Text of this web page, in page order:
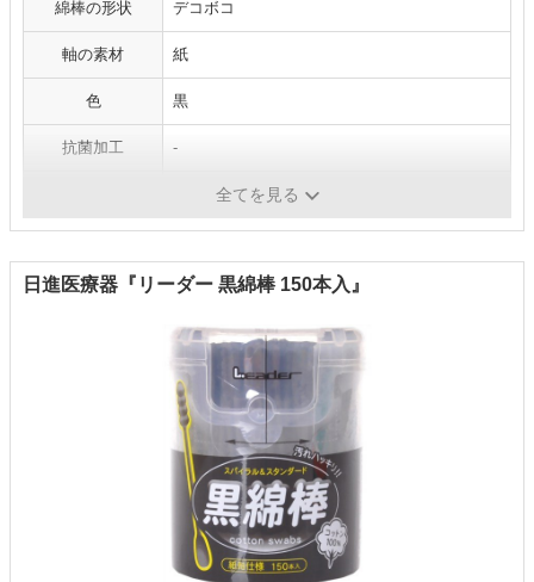
綿棒の形状 デコボコ
軸の素材 紙
色 黒
抗菌加工 -
全てを見る
日進医療器『リーダー 黒綿棒 150本入』